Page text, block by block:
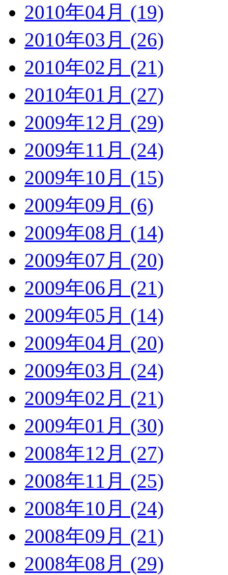
2010年04月 (19)
2010年03月 (26)
2010年02月 (21)
2010年01月 (27)
2009年12月 (29)
2009年11月 (24)
2009年10月 (15)
2009年09月 (6)
2009年08月 (14)
2009年07月 (20)
2009年06月 (21)
2009年05月 (14)
2009年04月 (20)
2009年03月 (24)
2009年02月 (21)
2009年01月 (30)
2008年12月 (27)
2008年11月 (25)
2008年10月 (24)
2008年09月 (21)
2008年08月 (29)